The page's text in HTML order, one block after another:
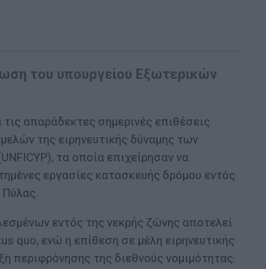
του υπουργείου Εξωτερικών
απαράδεκτες σημερινές επιθέσεις
της ειρηνευτικής δύναμης των
τα οποία επιχείρησαν να
εργασίες κατασκευής δρόμου εντός
Πύλας.
εντός της νεκρής ζώνης αποτελεί
quo, ενώ η επίθεση σε μέλη ειρηνευτικής
περιφρόνησης της διεθνούς νομιμότητας.